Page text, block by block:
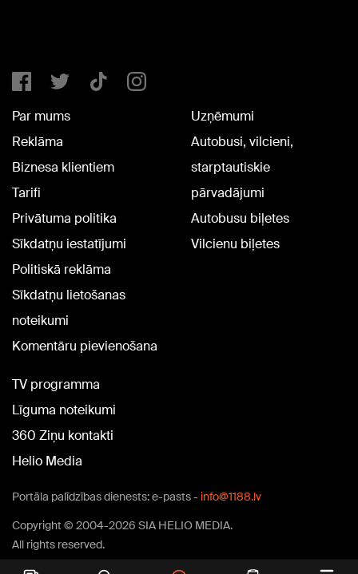
Par mums
Reklāma
Biznesa klientiem
Tarifi
Privātuma politika
Sīkdatņu iestatījumi
Politiskā reklāma
Sīkdatņu lietošanas
noteikumi
Komentāru pievienošana
Uzņēmumi
Autobusi, vilcieni,
starptautiskie
pārvadājumi
Autobusu biļetes
Vilcienu biļetes
TV programma
Līguma noteikumi
360 Ziņu kontakti
Helio Media
Portāla palīdzības dienests: e-pasts - info@1188.lv
Copyright © 2004-2026 SIA HELIO MEDIA.
All rights reserved.